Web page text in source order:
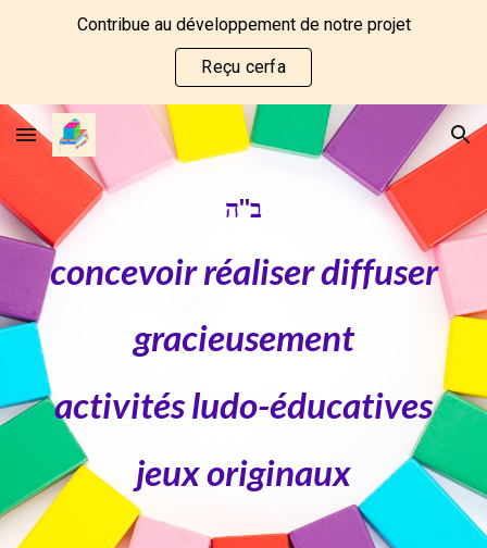
Skip to navigation
Contribue au développement de notre projet
Reçu cerfa
ב''ה
concevoir réaliser diffuser
gracieusement
activités ludo-éducatives
jeux originaux